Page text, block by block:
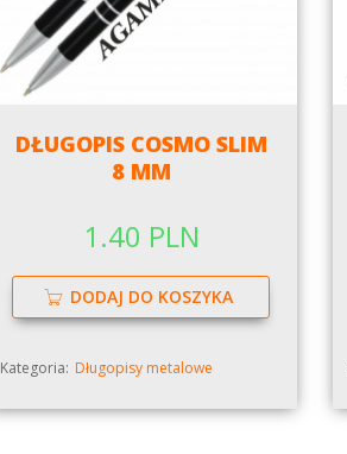
DŁUGOPIS COSMO SLIM
8 MM
1.40 PLN
DODAJ DO KOSZYKA
Kategoria: Długopisy metalowe